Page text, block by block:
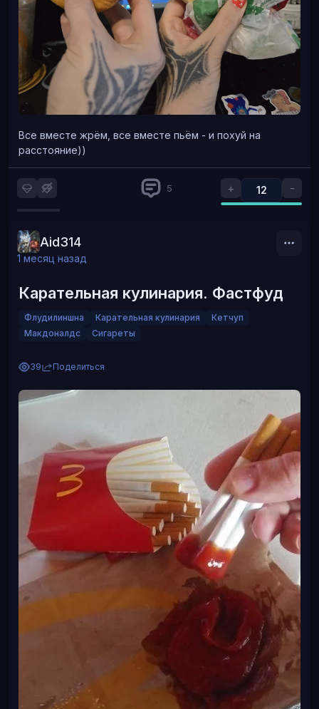
Все вместе жрём, все вместе пьём - и похуй на
расстояние))
+ 12 -
5
Aid314
1 месяц назад
Карательная кулинария. Фастфуд
Флудилиншна Карательная кулинария
Кетчуп
Макдоналдс
Сигареты
39 Поделиться